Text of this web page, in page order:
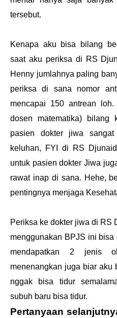
tersebut.
Kenapa aku bisa bilang
saat aku periksa di RS
Henny jumlahnya paling
periksa di sana nomor
mencapai 150 antrean
dosen matematika) bilang
pasien dokter jiwa
keluhan, FYI di RS
untuk pasien dokter Jiwa
rawat inap di sana. Hehe,
pentingnya menjaga
Periksa ke dokter jiwa di RS
menggunakan BPJS ini
mendapatkan 2 jenis
menenangkan juga biar aku
nggak bisa tidur
subuh baru bisa tidur.
Pertanyaan